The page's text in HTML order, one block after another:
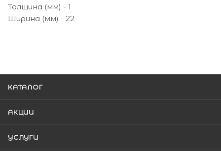
Толщина (мм) - 1
Ширина (мм) - 22
КАТАЛОГ
АКЦИИ
УСЛУГИ